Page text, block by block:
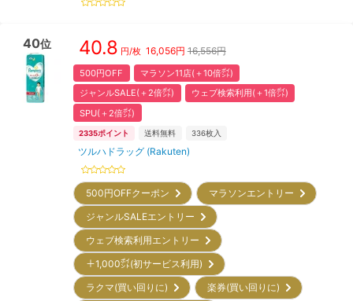
40位 40.8 円/枚 16,056円 16,556円
500円OFF
マラソン11店(＋10倍㌽)
ジャンルSALE(＋2倍㌽)
ウェブ検索利用(＋1倍㌽)
SPU(＋2倍㌽)
2335ポイント 送料無料 336枚入
ツルハドラッグ (Rakuten)
500円OFFクーポン
マラソンエントリー
ジャンルSALEエントリー
ウェブ検索利用エントリー
＋1,000㌽(初サービス利用)
ラクマ(買い回りに)
楽券(買い回りに)